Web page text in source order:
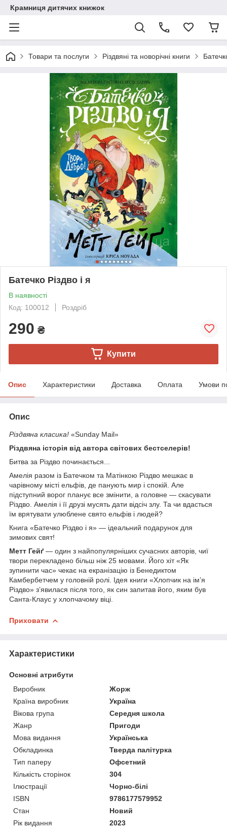
Крамниця дитячих книжок
Товари та послуги Різдвяні та новорічні книги
Батечко Різдво і я
В наявності
Код: 100012
Роздріб
290 ₴
Купити
Опис Характеристики Доставка Оплата Умови
Опис
Різдвяна класика! «Sunday Mail»
Різдвяна історія від автора світових бестселерів!
Битва за Різдво починається...
Амелія разом із Батечком та Матінкою Різдво мешкає в
чарівному місті ельфів, де панують мир і спокій. Але
підступний ворог планує все змінити, а головне — скасувати
Різдво. Амелія і її друзі мусять дати відсіч злу. Та чи вдасться
їм врятувати улюблене свято ельфів і людей?
Книга «Батечко Різдво і я» — ідеальний подарунок для
зимових свят!
Метт Гейґ — один з найпопулярніших сучасних авторів, чиї
твори перекладено більш ніж 25 мовами. Його хіт «Як
зупинити час» чекає на екранізацію із Бенедиктом
Камбербетчем у головній ролі. Ідея книги «Хлопчик на ім’я
Різдво» з’явилася після того, як син запитав його, яким був
Санта-Клаус у хлопчачому віці.
Приховати
Характеристики
Основні атрибути
Виробник
Жорж
Країна виробник
Україна
Вікова група
Середня школа
Жанр
Пригоди
Мова видання
Українська
Обкладинка
Тверда палітурка
Тип паперу
Офсетний
Кількість сторінок
304
Ілюстрації
Чорно-білі
ISBN
9786177579952
Стан
Новий
Рік видання
2023